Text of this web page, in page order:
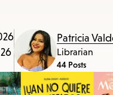
Patricia
Librarian
44 Posts